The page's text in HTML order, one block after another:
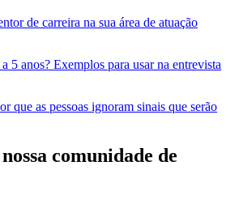
de carreira na sua área de atuação
5 anos? Exemplos para usar na entrevista
que as pessoas ignoram sinais que serão
comunidade de